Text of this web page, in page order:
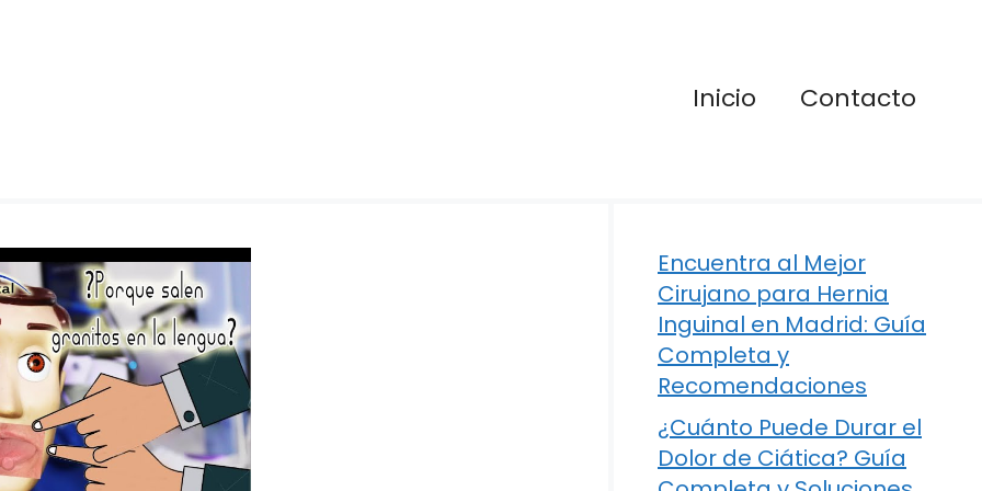
Inicio Contacto
Encuentra al Mejor
Cirujano para Hernia
Inguinal en Madrid: Guía
Completa y
Recomendaciones
¿Cuánto Puede Durar el
Dolor de Ciática? Guía